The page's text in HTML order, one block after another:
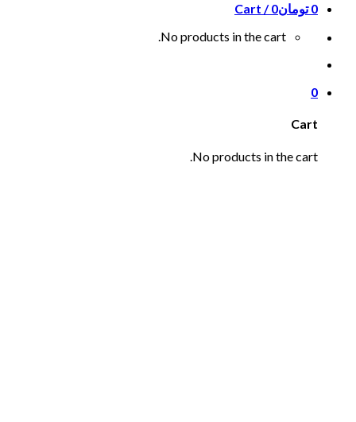
Cart /
تومان0
0
No products in the cart.
0
Cart
No products in the cart.